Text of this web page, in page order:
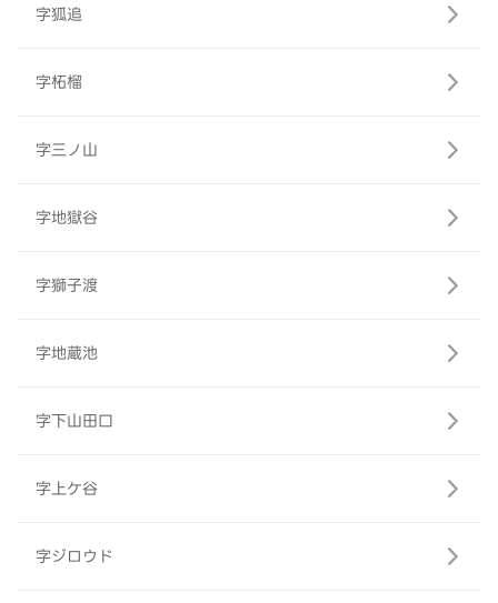
字狐追
字柘榴
字三ノ山
字地獄谷
字獅子渡
字地蔵池
字下山田口
字上ケ谷
字ジロウド